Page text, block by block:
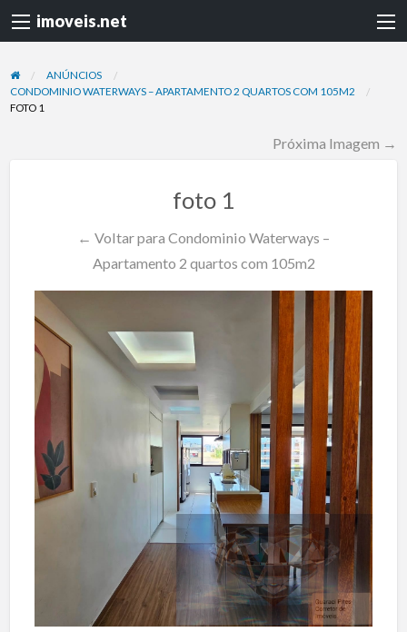
imoveis.net
ANÚNCIOS
CONDOMINIO WATERWAYS – APARTAMENTO 2 QUARTOS COM 105M2
FOTO 1
Próxima Imagem →
foto 1
← Voltar para Condominio Waterways –
Apartamento 2 quartos com 105m2